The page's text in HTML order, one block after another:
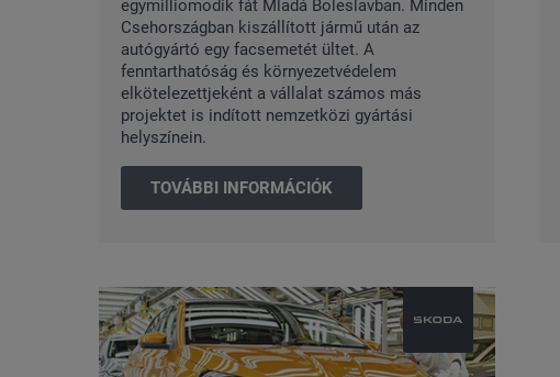
egymilliomodik fát Mladá Boleslavban. Minden
Csehországban kiszállított jármű után az
autógyártó egy facsemetét ültet. A
fenntarthatóság és környezetvédelem
elkötelezettjeként a vállalat számos más
projektet is indított nemzetközi gyártási
helyszínein.
TOVÁBBI INFORMÁCIÓK